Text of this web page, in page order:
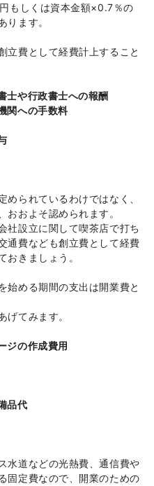
もしくは資本金額×0.7％の
ります。
立費として経費計上すること
士や行政書士への報酬
関への手数料
られているわけではなく、
おおよそ認められます。
社設立に関して喫茶店で打ち
通費なども創立費として経費
おきましょう。
始める期間の支出は開業費と
げてみます。
ジの作成費用
品代
水道などの光熱費、通信費や
固定費なので、開業のための